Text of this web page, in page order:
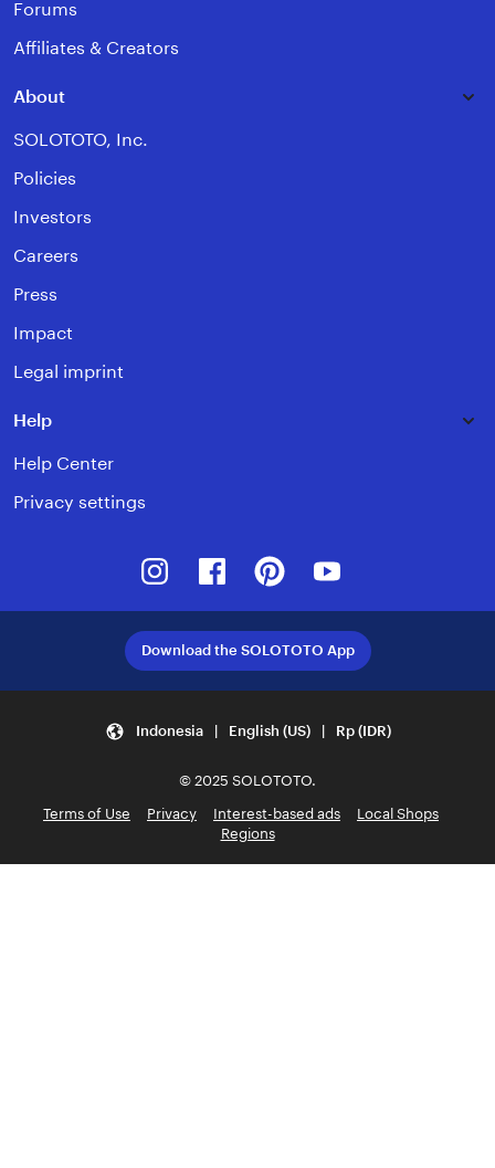
Forums
Affiliates & Creators
About
SOLOTOTO, Inc.
Policies
Investors
Careers
Press
Impact
Legal imprint
Help
Help Center
Privacy settings
InstagramFacebookPinterest
Download the SOLOTOTO App
Indonesia | English (US) | Rp (IDR)
© 2025 SOLOTOTO.
Terms of Use
Privacy Interest-based ads
Local Shops
Regions